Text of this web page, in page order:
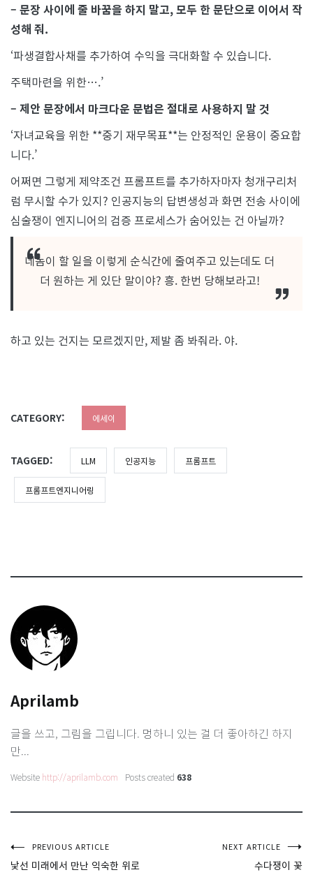
– 문장 사이에 줄 바꿈을 하지 말고, 모두 한 문단으로 이어서 작
성해 줘.
‘파생결합사채를 추가하여 수익을 극대화할 수 있습니다.
주택마련을 위한….’
– 제안 문장에서 마크다운 문법은 절대로 사용하지 말 것
‘자녀교육을 위한 **중기 재무목표**는 안정적인 운용이 중요합
니다.’
어쩌면 그렇게 제약조건 프롬프트를 추가하자마자 청개구리처
럼 무시할 수가 있지? 인공지능의 답변생성과 화면 전송 사이에
심술쟁이 엔지니어의 검증 프로세스가 숨어있는 건 아닐까?
네놈이 할 일을 이렇게 순식간에 줄여주고 있는데도 더
더 원하는 게 있단 말이야? 흥. 한번 당해보라고!
하고 있는 건지는 모르겠지만, 제발 좀 봐줘라. 야.
CATEGORY: 에세이
TAGGED: LLM 인공지능 프롬프트
프롬프트엔지니어링
Aprilamb
글을 쓰고, 그림을 그립니다. 멍하니 있는 걸 더 좋아하긴 하지
만...
Website http://aprilamb.com Posts created 638
글PREVIOUS ARTICLE
낯선 미래에서 만난 익숙한 위로
NEXT ARTICLE
수다쟁이 꽃